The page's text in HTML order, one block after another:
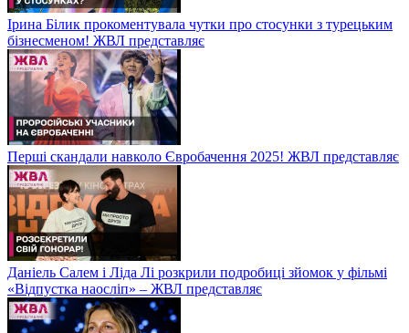
Ірина Білик прокоментувала чутки про стосунки з турецьким
бізнесменом! ЖВЛ представляє
Перші скандали навколо Євробачення 2025! ЖВЛ представляє
Даніель Салем і Ліда Лі розкрили подробиці зйомок у фільмі
«Відпустка наосліп» – ЖВЛ представляє